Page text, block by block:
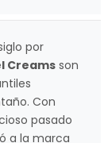
por
Creams son
Con
pasado
a la marca